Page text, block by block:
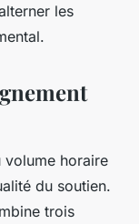
les
volume horaire
du soutien.
trois